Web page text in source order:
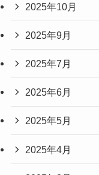
2025年10月
2025年9月
2025年7月
2025年6月
2025年5月
2025年4月